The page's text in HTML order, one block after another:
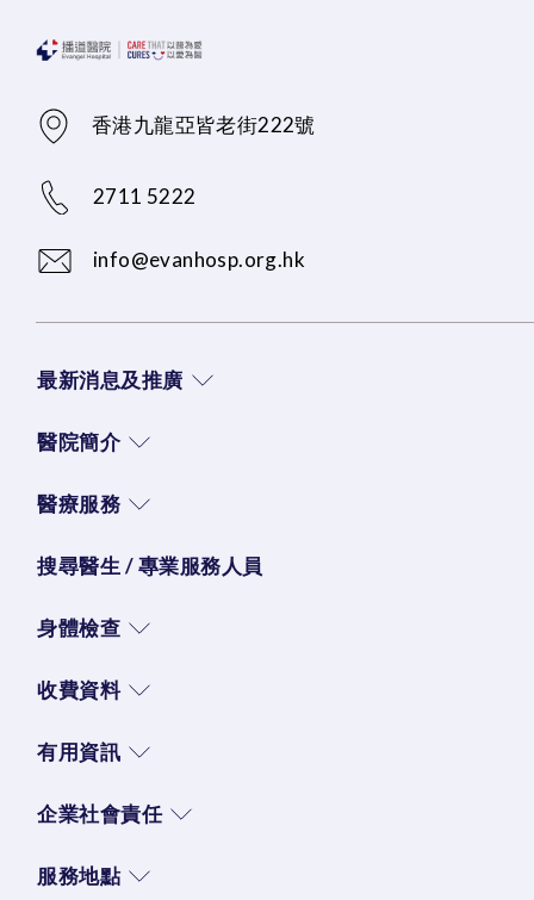
香港九龍亞皆老街222號
2711 5222
info@evanhosp.org.hk
最新消息及推廣
醫院簡介
醫療服務
搜尋醫生 / 專業服務人員
身體檢查
收費資料
有用資訊
企業社會責任
服務地點